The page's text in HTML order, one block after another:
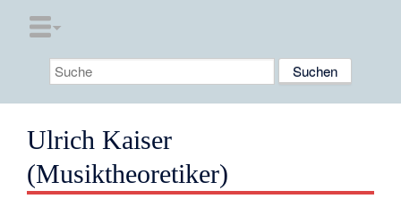
Ulrich Kaiser
(Musiktheoretiker)